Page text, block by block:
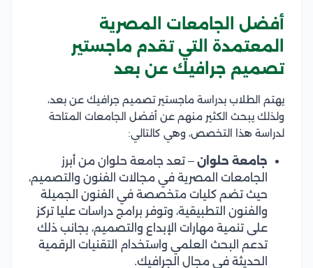
أفضل الجامعات المصرية
المعتمدة التي تقدم ماجستير
تصميم جرافيك عن بعد
يهتم الطلاب بدراسة ماجستير تصميم جرافيك عن بعد،
ولذلك يبحث الكثير منهم عن أفضل الجامعات المتاحة
لدراسة هذا التخصص، وهي كالتالي:
جامعة حلوان – تعد جامعة حلوان من أبرز
الجامعات المصرية في مجالات الفنون والتصميم،
حيث تضم كليات متخصصة في الفنون الجميلة
والفنون التطبيقية، وتوفر برامج دراسات عليا تركز
على تنمية مهارات الإبداع والتصميم، بجانب ذلك
تدعم البحث العلمي واستخدام التقنيات الرقمية
الحديثة في مجال الجرافيك.